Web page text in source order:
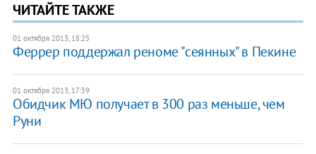
ЧИТАЙТЕ ТАКЖЕ
01 октября 2013, 18:25
Феррер поддержал реноме "сеянных" в Пекине
01 октября 2013, 17:39
Обидчик МЮ получает в 300 раз меньше, чем
Руни